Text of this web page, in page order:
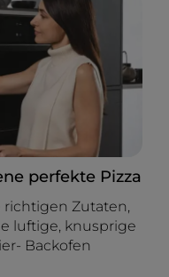
perfekte Pizza
richtigen Zutaten,
luftige, knusprige
Backofen